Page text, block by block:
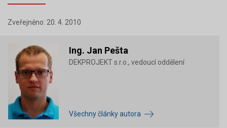
Zveřejněno: 20. 4. 2010
Ing. Jan Pešta
DEKPROJEKT s.r.o., vedoucí oddělení
Všechny články autora